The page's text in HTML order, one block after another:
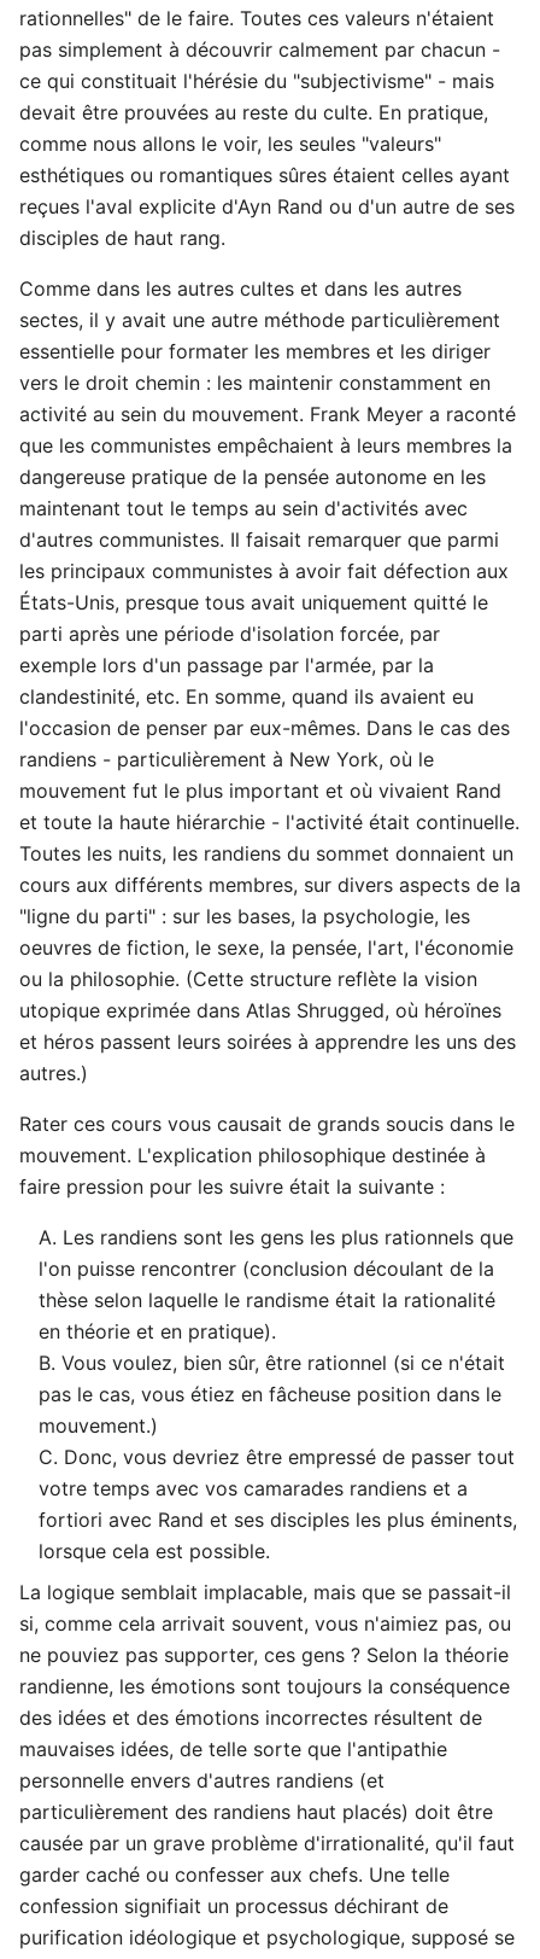
rationnelles" de le faire. Toutes ces valeurs n'étaient
pas simplement à découvrir calmement par chacun -
ce qui constituait l'hérésie du "subjectivisme" - mais
devait être prouvées au reste du culte. En pratique,
comme nous allons le voir, les seules "valeurs"
esthétiques ou romantiques sûres étaient celles ayant
reçues l'aval explicite d'Ayn Rand ou d'un autre de ses
disciples de haut rang.
Comme dans les autres cultes et dans les autres
sectes, il y avait une autre méthode particulièrement
essentielle pour formater les membres et les diriger
vers le droit chemin : les maintenir constamment en
activité au sein du mouvement. Frank Meyer a raconté
que les communistes empêchaient à leurs membres la
dangereuse pratique de la pensée autonome en les
maintenant tout le temps au sein d'activités avec
d'autres communistes. Il faisait remarquer que parmi
les principaux communistes à avoir fait défection aux
États-Unis, presque tous avait uniquement quitté le
parti après une période d'isolation forcée, par
exemple lors d'un passage par l'armée, par la
clandestinité, etc. En somme, quand ils avaient eu
l'occasion de penser par eux-mêmes. Dans le cas des
randiens - particulièrement à New York, où le
mouvement fut le plus important et où vivaient Rand
et toute la haute hiérarchie - l'activité était continuelle.
Toutes les nuits, les randiens du sommet donnaient un
cours aux différents membres, sur divers aspects de la
"ligne du parti" : sur les bases, la psychologie, les
oeuvres de fiction, le sexe, la pensée, l'art, l'économie
ou la philosophie. (Cette structure reflète la vision
utopique exprimée dans Atlas Shrugged, où héroïnes
et héros passent leurs soirées à apprendre les uns des
autres.)
Rater ces cours vous causait de grands soucis dans le
mouvement. L'explication philosophique destinée à
faire pression pour les suivre était la suivante :
A. Les randiens sont les gens les plus rationnels que
l'on puisse rencontrer (conclusion découlant de la
thèse selon laquelle le randisme était la rationalité
en théorie et en pratique).
B. Vous voulez, bien sûr, être rationnel (si ce n'était
pas le cas, vous étiez en fâcheuse position dans le
mouvement.)
C. Donc, vous devriez être empressé de passer tout
votre temps avec vos camarades randiens et a
fortiori avec Rand et ses disciples les plus éminents,
lorsque cela est possible.
La logique semblait implacable, mais que se passait-il
si, comme cela arrivait souvent, vous n'aimiez pas, ou
ne pouviez pas supporter, ces gens ? Selon la théorie
randienne, les émotions sont toujours la conséquence
des idées et des émotions incorrectes résultent de
mauvaises idées, de telle sorte que l'antipathie
personnelle envers d'autres randiens (et
particulièrement des randiens haut placés) doit être
causée par un grave problème d'irrationalité, qu'il faut
garder caché ou confesser aux chefs. Une telle
confession signifiait un processus déchirant de
purification idéologique et psychologique, supposé se